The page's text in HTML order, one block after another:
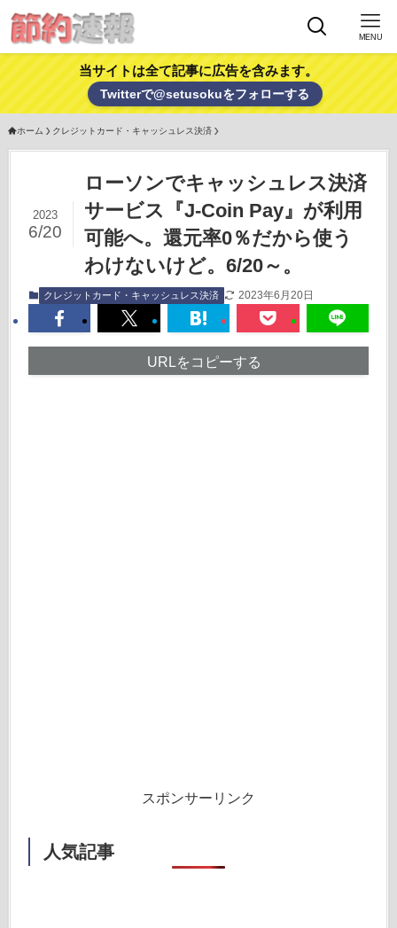
MENU
当サイトは全て記事に広告を含みます。
Twitterで@setusokuをフォローする
ホーム クレジットカード・キャッシュレス決済
ローソンでキャッシュレス決済
サービス『J-Coin Pay』が利用
可能へ。還元率0％だから使う
わけないけど。6/20～。
2023
6/20
クレジットカード・キャッシュレス決済 2023年6月20日
URLをコピーする
スポンサーリンク
人気記事